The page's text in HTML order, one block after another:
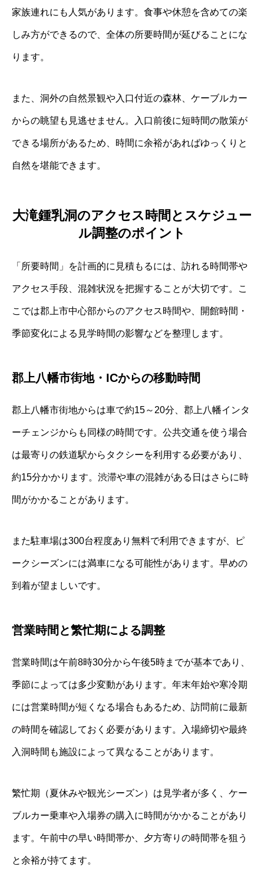
家族連れにも人気があります。食事や休憩を含めての楽
しみ方ができるので、全体の所要時間が延びることにな
ります。
また、洞外の自然景観や入口付近の森林、ケーブルカー
からの眺望も見逃せません。入口前後に短時間の散策が
できる場所があるため、時間に余裕があればゆっくりと
自然を堪能できます。
大滝鍾乳洞のアクセス時間とスケジュー
ル調整のポイント
「所要時間」を計画的に見積もるには、訪れる時間帯や
アクセス手段、混雑状況を把握することが大切です。こ
こでは郡上市中心部からのアクセス時間や、開館時間・
季節変化による見学時間の影響などを整理します。
郡上八幡市街地・ICからの移動時間
郡上八幡市街地からは車で約15～20分、郡上八幡インタ
ーチェンジからも同様の時間です。公共交通を使う場合
は最寄りの鉄道駅からタクシーを利用する必要があり、
約15分かかります。渋滞や車の混雑がある日はさらに時
間がかかることがあります。
また駐車場は300台程度あり無料で利用できますが、ピ
ークシーズンには満車になる可能性があります。早めの
到着が望ましいです。
営業時間と繁忙期による調整
営業時間は午前8時30分から午後5時までが基本であり、
季節によっては多少変動があります。年末年始や寒冷期
には営業時間が短くなる場合もあるため、訪問前に最新
の時間を確認しておく必要があります。入場締切や最終
入洞時間も施設によって異なることがあります。
繁忙期（夏休みや観光シーズン）は見学者が多く、ケー
ブルカー乗車や入場券の購入に時間がかかることがあり
ます。午前中の早い時間帯か、夕方寄りの時間帯を狙う
と余裕が持てます。